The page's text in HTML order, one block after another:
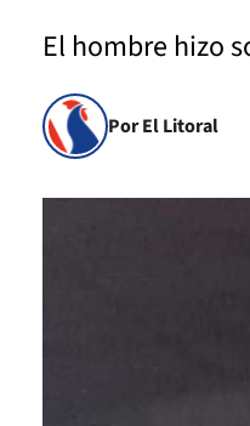
El hombre hizo
Por El Litoral